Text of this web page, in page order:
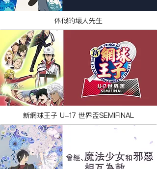
休假的壞人先生
新網球王子 U-17 世界盃SEMIFINAL